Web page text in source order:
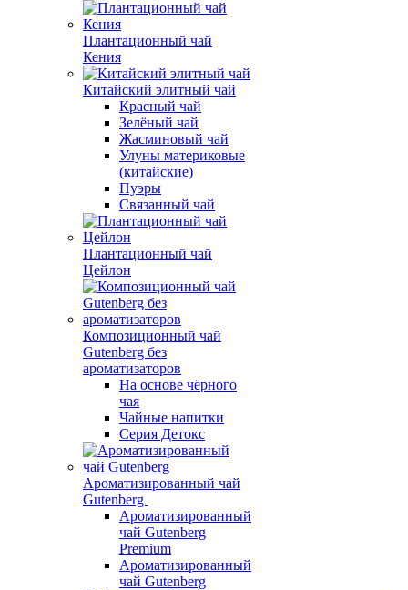
Плантационный чай
Кения
Китайский элитный чай
Красный чай
Зелёный чай
Жасминовый чай
Улуны материковые
(китайские)
Пуэры
Связанный чай
Плантационный чай
Цейлон
Композиционный чай
Gutenberg без
ароматизаторов
На основе чёрного
чая
Чайные напитки
Серия Детокс
Ароматизированный чай
Gutenberg
Ароматизированный
чай Gutenberg
Premium
Ароматизированный
чай Gutenberg